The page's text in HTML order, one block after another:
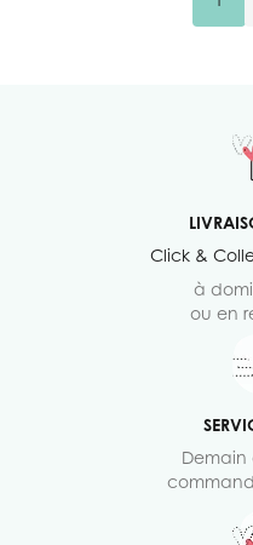
Click &
à
ou en
Demain